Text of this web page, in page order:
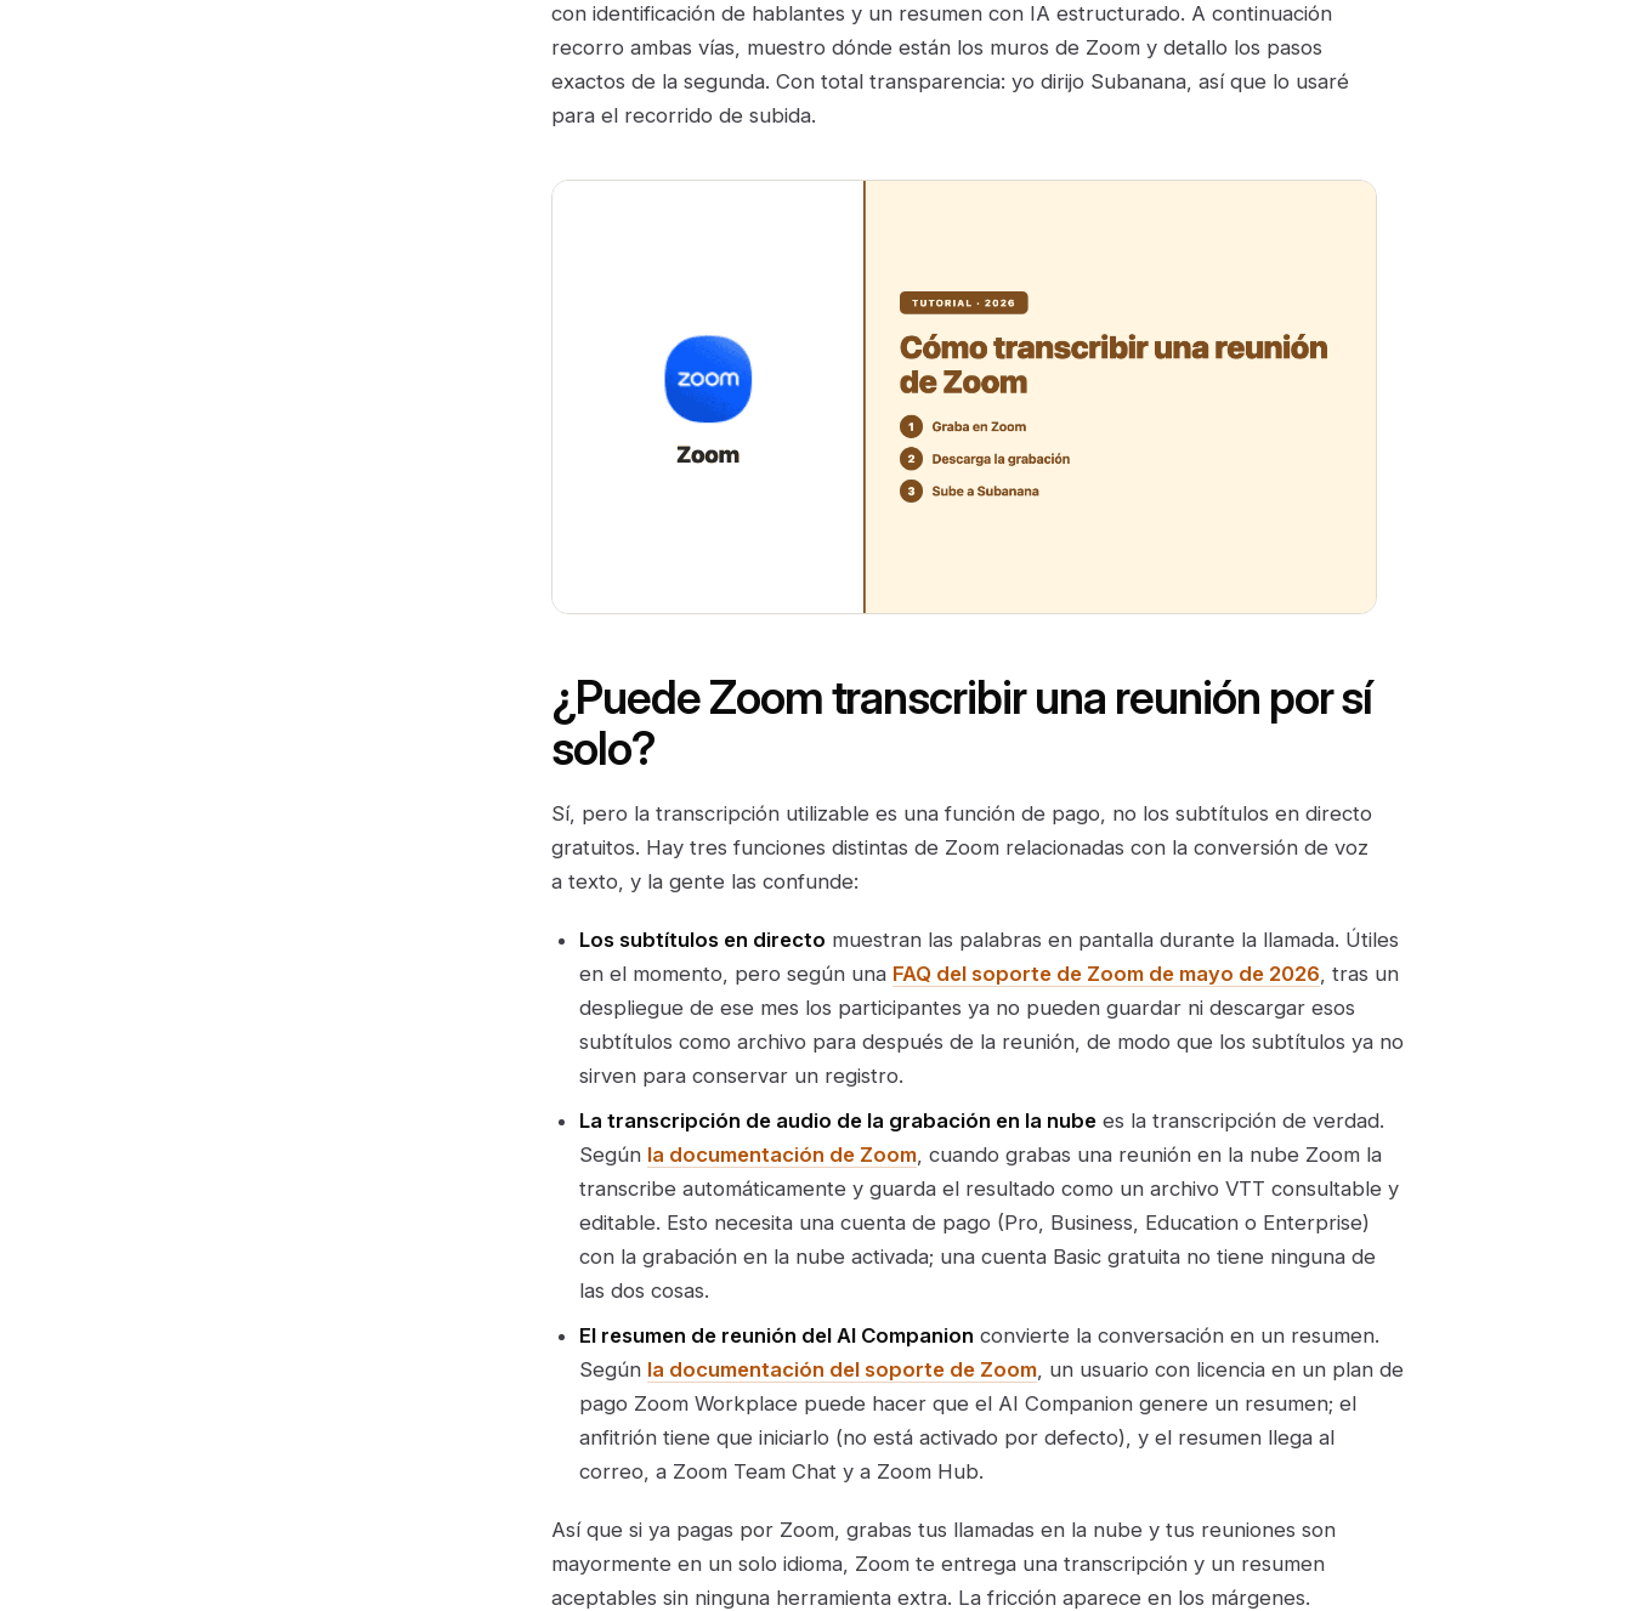
con identificación de hablantes y un resumen con IA estructurado. A continuación
recorro ambas vías, muestro dónde están los muros de Zoom y detallo los pasos
exactos de la segunda. Con total transparencia: yo dirijo Subanana, así que lo usaré
para el recorrido de subida.
¿Puede Zoom transcribir una reunión por sí
solo?
Sí, pero la transcripción utilizable es una función de pago, no los subtítulos en directo
gratuitos. Hay tres funciones distintas de Zoom relacionadas con la conversión de voz
a texto, y la gente las confunde:
Los subtítulos en directo muestran las palabras en pantalla durante la llamada. Útiles
en el momento, pero según una FAQ del soporte de Zoom de mayo de 2026, tras un
despliegue de ese mes los participantes ya no pueden guardar ni descargar esos
subtítulos como archivo para después de la reunión, de modo que los subtítulos ya no
sirven para conservar un registro.
La transcripción de audio de la grabación en la nube es la transcripción de verdad.
Según la documentación de Zoom , cuando grabas una reunión en la nube Zoom la
transcribe automáticamente y guarda el resultado como un archivo VTT consultable y
editable. Esto necesita una cuenta de pago (Pro, Business, Education o Enterprise)
con la grabación en la nube activada; una cuenta Basic gratuita no tiene ninguna de
las dos cosas.
El resumen de reunión del AI Companion convierte la conversación en un resumen.
Según la documentación del soporte de Zoom , un usuario con licencia en un plan de
pago Zoom Workplace puede hacer que el AI Companion genere un resumen; el
anfitrión tiene que iniciarlo (no está activado por defecto), y el resumen llega al
correo, a Zoom Team Chat y a Zoom Hub.
Así que si ya pagas por Zoom, grabas tus llamadas en la nube y tus reuniones son
mayormente en un solo idioma, Zoom te entrega una transcripción y un resumen
aceptables sin ninguna herramienta extra. La fricción aparece en los márgenes.